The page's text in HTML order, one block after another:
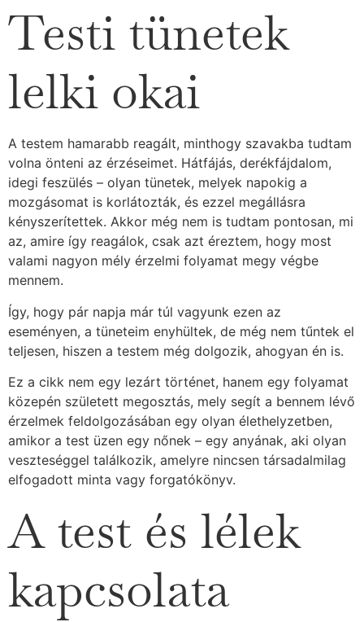
Testi tünetek
lelki okai
A testem hamarabb reagált, minthogy szavakba tudtam
volna önteni az érzéseimet. Hátfájás, derékfájdalom,
idegi feszülés – olyan tünetek, melyek napokig a
mozgásomat is korlátozták, és ezzel megállásra
kényszerítettek. Akkor még nem is tudtam pontosan, mi
az, amire így reagálok, csak azt éreztem, hogy most
valami nagyon mély érzelmi folyamat megy végbe
mennem.
Így, hogy pár napja már túl vagyunk ezen az
eseményen, a tüneteim enyhültek, de még nem tűntek el
teljesen, hiszen a testem még dolgozik, ahogyan én is.
Ez a cikk nem egy lezárt történet, hanem egy folyamat
közepén született megosztás, mely segít a bennem lévő
érzelmek feldolgozásában egy olyan élethelyzetben,
amikor a test üzen egy nőnek – egy anyának, aki olyan
veszteséggel találkozik, amelyre nincsen társadalmilag
elfogadott minta vagy forgatókönyv.
A test és lélek
kapcsolata